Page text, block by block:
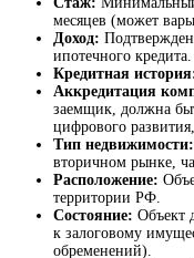
месяцев (может
Доход:
ипотечного кредита.
Кредитная
Аккредитация
заемщик, должна
цифрового
Тип недвижимости:
вторичном рынке,
Расположение:
территории РФ.
Состояние: Объект
к залоговому
обременений).